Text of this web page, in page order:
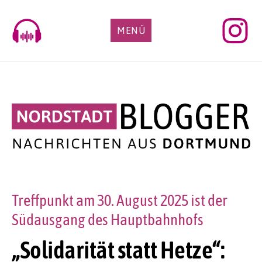
content
MENÜ
„Solidarität statt Hetze“:
Treffpunkt am 30. August 2025 ist der
Südausgang des Hauptbahnhofs